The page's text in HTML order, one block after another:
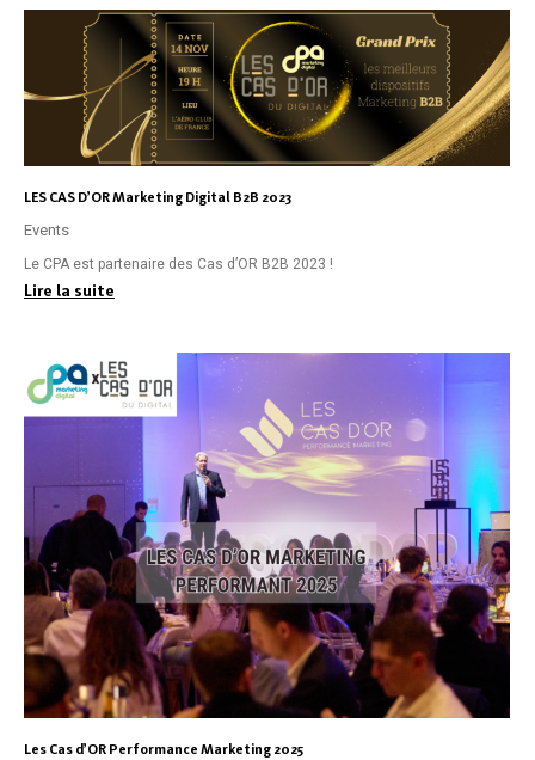
LES CAS D’OR Marketing Digital B2B 2023
Events
Le CPA est partenaire des Cas d’OR B2B 2023 !
Lire la suite
Les Cas d’OR Performance Marketing 2025